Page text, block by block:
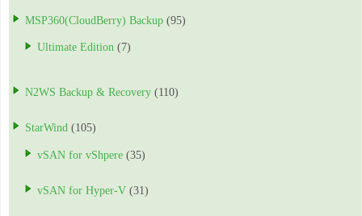
MSP360(CloudBerry) Backup (95)
Ultimate Edition (7)
N2WS Backup & Recovery (110)
StarWind (105)
vSAN for vShpere (35)
vSAN for Hyper-V (31)